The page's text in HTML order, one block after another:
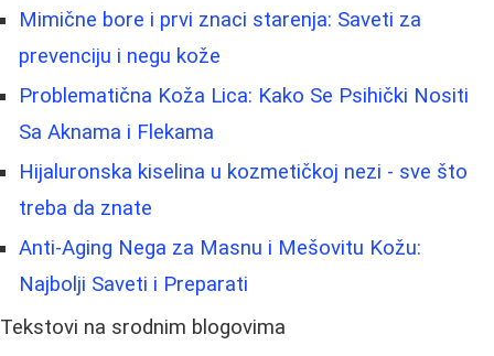
Mimične bore i prvi znaci starenja: Saveti za
prevenciju i negu kože
Problematična Koža Lica: Kako Se Psihički Nositi
Sa Aknama i Flekama
Hijaluronska kiselina u kozmetičkoj nezi - sve što
treba da znate
Anti-Aging Nega za Masnu i Mešovitu Kožu:
Najbolji Saveti i Preparati
Tekstovi na srodnim blogovima